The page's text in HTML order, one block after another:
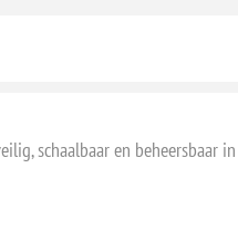
schaalbaar en beheersbaar